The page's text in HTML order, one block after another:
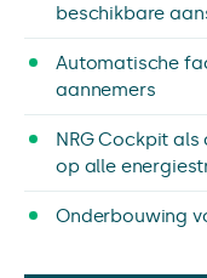
beschikbare
Automatische
aannemers
NRG Cockpit
op alle
Onderbouwing